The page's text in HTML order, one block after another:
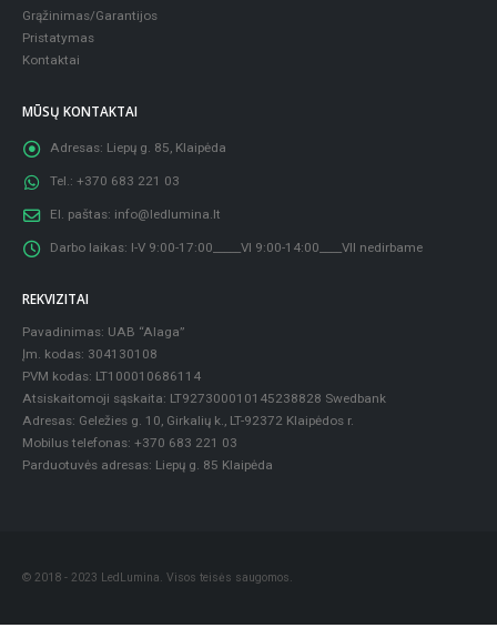
Grąžinimas/Garantijos
Pristatymas
Kontaktai
MŪSŲ KONTAKTAI
Adresas: Liepų g. 85, Klaipėda
Tel.: +370 683 221 03
El. paštas: info@ledlumina.lt
Darbo laikas: I-V 9:00-17:00_____VI 9:00-14:00____VII nedirbame
REKVIZITAI
Pavadinimas: UAB “Alaga”
Įm. kodas: 304130108
PVM kodas: LT100010686114
Atsiskaitomoji sąskaita: LT927300010145238828 Swedbank
Adresas: Geležies g. 10, Girkalių k., LT-92372 Klaipėdos r.
Mobilus telefonas: +370 683 221 03
Parduotuvės adresas: Liepų g. 85 Klaipėda
© 2018 - 2023 LedLumina. Visos teisės saugomos.